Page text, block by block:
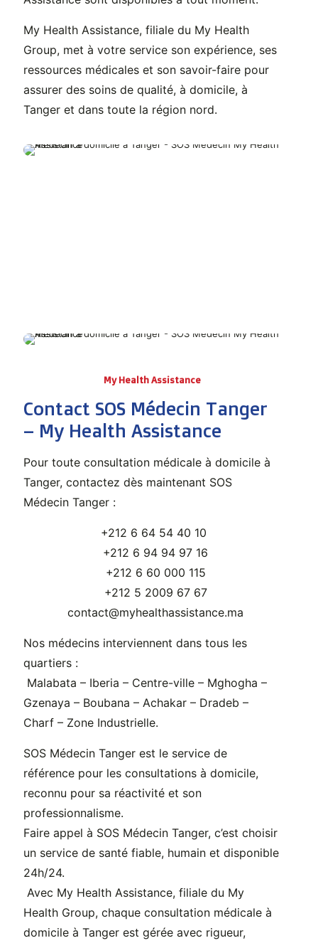
My Health Assistance, filiale du My Health
Group, met à votre service son expérience, ses
ressources médicales et son savoir-faire pour
assurer des soins de qualité, à domicile, à
Tanger et dans toute la région nord.
My Health Assistance
Contact SOS Médecin Tanger
– My Health Assistance
Pour toute consultation médicale à domicile à
Tanger, contactez dès maintenant SOS
Médecin Tanger :
+212 6 64 54 40 10
+212 6 94 94 97 16
+212 6 60 000 115
+212 5 2009 67 67
contact@myhealthassistance.ma
Nos médecins interviennent dans tous les
quartiers :
Malabata – Iberia – Centre-ville – Mghogha –
Gzenaya – Boubana – Achakar – Dradeb –
Charf – Zone Industrielle.
SOS Médecin Tanger est le service de
référence pour les consultations à domicile,
reconnu pour sa réactivité et son
professionnalisme.
Faire appel à SOS Médecin Tanger, c’est choisir
un service de santé fiable, humain et disponible
24h/24.
Avec My Health Assistance, filiale du My
Health Group, chaque consultation médicale à
domicile à Tanger est gérée avec rigueur,